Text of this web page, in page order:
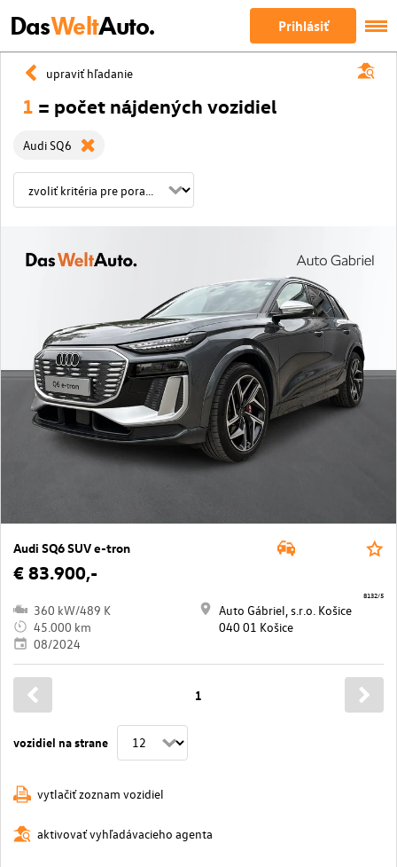
DasWeltAuto. Prihlásiť
upraviť hľadanie
1 = počet nájdených vozidiel
Audi SQ6
Audi SQ6 SUV e-tron
€ 83.900,-
360 kW/489 K
45.000 km
08/2024
Auto Gábriel, s.r.o. Košice
040 01 Košice
8132/5
vozidiel na strane
1
vytlačiť zoznam vozidiel
aktivovať vyhľadávacieho agenta